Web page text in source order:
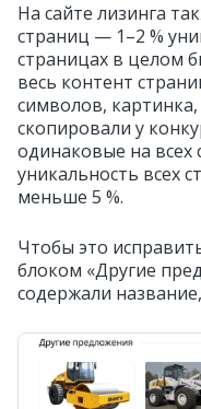
На сайте лизинга
страниц — 1–2 %
страницах в целом
весь контент
символов,
скопировали у
одинаковые на всех
уникальность всех
меньше 5 %.
Чтобы это
блоком «Другие
содержали